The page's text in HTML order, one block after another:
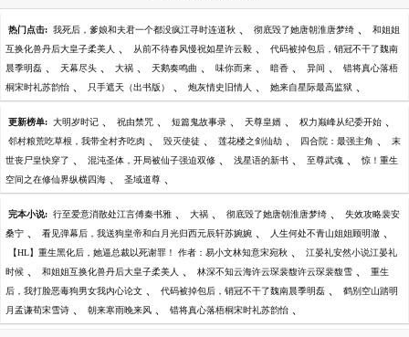
热门点击: 我死后，爹娘和夫君一个都没疯江寻时连道秋 、 彻底毁了她唐朝淮唐梦绮 、 和姐姐
互换化兽丹后大皇子柔美人 、 从前不待春风慢祝如星许云毅 、 代码被掉包后，销冠不干了魏南
晨季明磊 、 天幕尽头 、 大祸 、 天鹅奏鸣曲 、 味你而来 、 暗香 、 异间 、 错将真心落梧
桐宋时礼苏韵怡 、 只手遮天（出书版） 、 炮灰情史旧情人 、 她来自星际最高监狱 、
更新榜单: 大明岁时记 、 祝由禁咒 、 短篇鬼故事录 、 天尊皇婿 、 权力巅峰从纪委开始 、
邻村粮荒吃草根，我带全村齐吃肉 、 毁灭使徒 、 莲花楼之剑仙劫 、 四合院：最强主角 、 末
世丧尸皇快穿了 、 混沌圣体，开局被仙子强迫双修 、 浅星语的新书 、 至尊武魂 、 惊！重生
空间之在修仙界纵横四海 、 圣域道尊 、
完本小说: 行至爱意消散处江言傅秦书雅 、 大祸 、 彻底毁了她唐朝淮唐梦绮 、 失效攻略裴安
桑宁 、 看见弹幕后，我送狗皇帝和白月光归西元辰轩苏婉婉 、 人生何处不青山姐姐顾明澈 、
【HL】重生黑化后，她逼总裁以死谢罪！ 作者：易小文林知意宋宛秋 、 江晏礼安然小说江晏礼
时候 、 和姐姐互换化兽丹后大皇子柔美人 、 林深不知云海许云琛裴馥许云琛裴馥雪 、 重生
后，我打脸恶毒狗男女我内心论文 、 代码被掉包后，销冠不干了魏南晨季明磊 、 鹤别空山踏明
月孟谦荀宋雪诗 、 朝来寒雨晚来风 、 错将真心落梧桐宋时礼苏韵怡 、